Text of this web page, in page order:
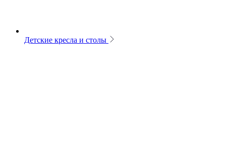
Детские кресла и столы